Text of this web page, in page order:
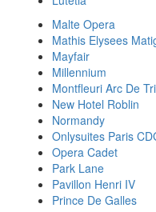
Malte Opera
Mathis Elysees
Mayfair
Millennium
Montfleuri Arc De
New Hotel Roblin
Normandy
Onlysuites Paris
Opera Cadet
Park Lane
Pavillon Henri IV
Prince De Galles